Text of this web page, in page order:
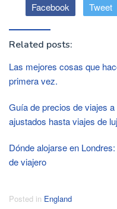
Facebook Tweet
Related posts:
Las mejores cosas que
primera vez.
Guía de precios de viajes
ajustados hasta viajes de
Dónde alojarse en
de viajero
Posted in England